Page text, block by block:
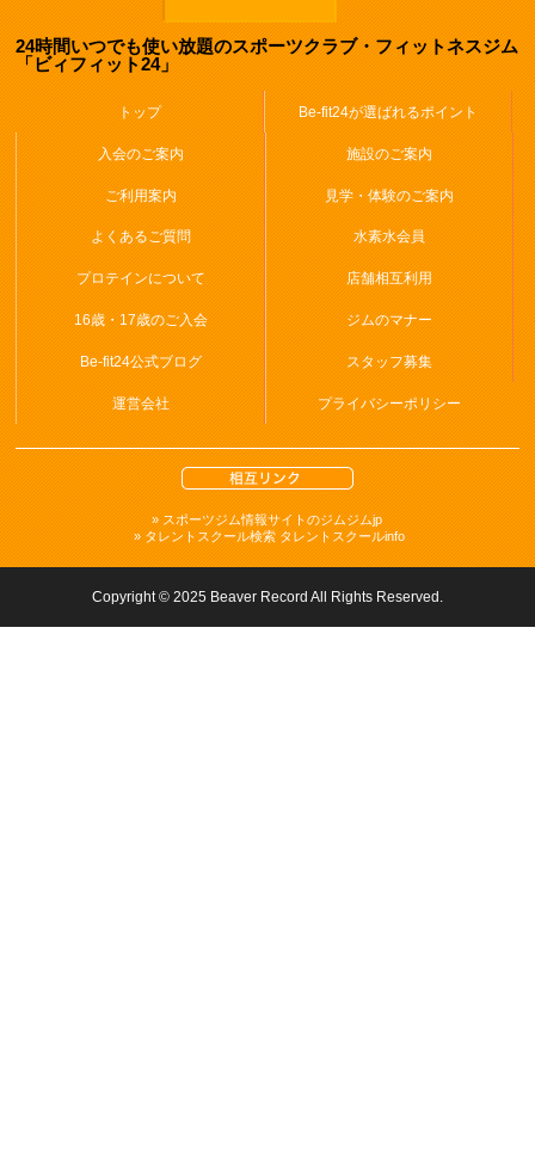
24時間いつでも使い放題のスポーツクラブ・フィットネスジム
「ビィフィット24」
トップ Be-fit24が選ばれるポイント
入会のご案内 施設のご案内
ご利用案内 見学・体験のご案内
よくあるご質問 水素水会員
プロテインについて 店舗相互利用
16歳・17歳のご入会 ジムのマナー
Be-fit24公式ブログ スタッフ募集
運営会社 プライバシーポリシー
» スポーツジム情報サイトのジムジムjp
» タレントスクール検索 タレントスクールinfo
Copyright © 2025 Beaver Record All Rights Reserved.